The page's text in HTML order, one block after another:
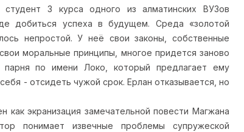
студент 3 курса одного из алматинских ВУЗов
добиться успеха в будущем. Среда «золотой
непростой. У неё свои законы, собственные
моральные принципы, многое придется заново
по имени Локо, который предлагает ему
- отсидеть чужой срок. Ерлан отказывается, но
как экранизация замечательной повести Магжана
понимает извечные проблемы супружеской